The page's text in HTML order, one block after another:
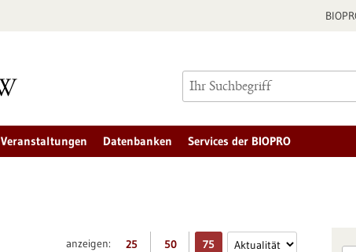
Veranstaltungen Datenbanken Services der BIOPRO
anzeigen: 25 50 75